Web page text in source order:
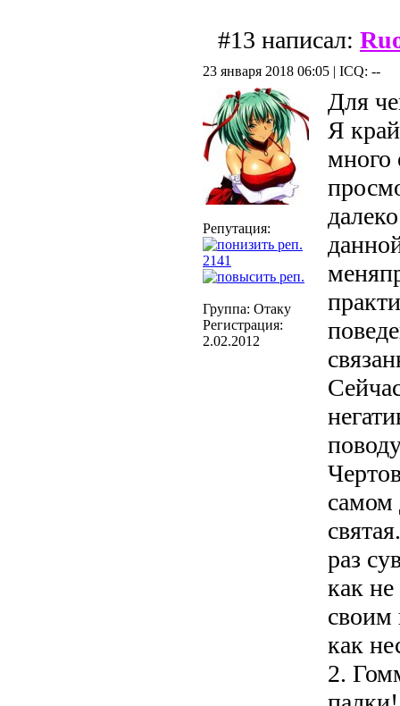
#13 написал:
23 января 2018 06:05 | ICQ: --
Репутация:
2141
Группа: Отаку
Регистрация:
2.02.2012
Для
Я
много
самом
раз
как
своим
как
2.